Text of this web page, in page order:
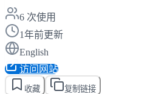
6 次使用
1年前更新
English
访问网站
收藏 复制链接